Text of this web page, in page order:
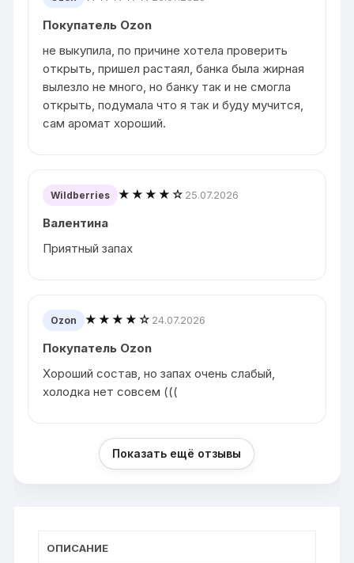
Покупатель Ozon
не выкупила, по причине хотела проверить
открыть, пришел растаял, банка была жирная
вылезло не много, но банку так и не смогла
открыть, подумала что я так и буду мучится,
сам аромат хороший.
Wildberries ★★★★☆ 25.07.2026
Валентина
Приятный запах
Ozon ★★★★☆ 24.07.2026
Покупатель Ozon
Хороший состав, но запах очень слабый,
холодка нет совсем (((
Показать ещё отзывы
ОПИСАНИЕ